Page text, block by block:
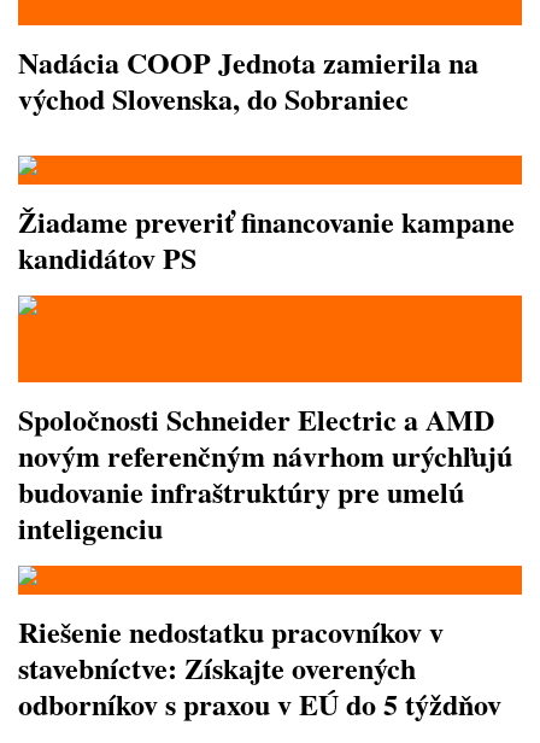
Nadácia COOP Jednota zamierila na
východ Slovenska, do Sobraniec
Žiadame preveriť financovanie kampane
kandidátov PS
Spoločnosti Schneider Electric a AMD
novým referenčným návrhom urýchľujú
budovanie infraštruktúry pre umelú
inteligenciu
Riešenie nedostatku pracovníkov v
stavebníctve: Získajte overených
odborníkov s praxou v EÚ do 5 týždňov